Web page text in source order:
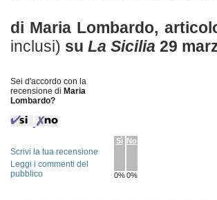
di Maria Lombardo,
inclusi) su La Sicilia 29
Sei d'accordo con la
recensione di Maria
Lombardo?
Sì
0%
No
0%
Scrivi la tua recensione
Leggi i commenti del
pubblico